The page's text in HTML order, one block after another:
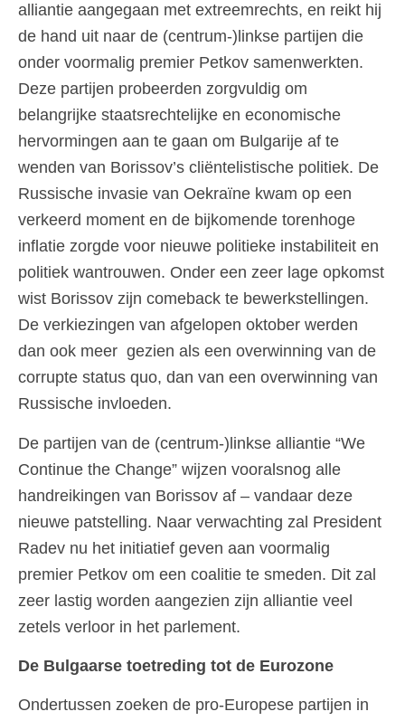
alliantie aangegaan met extreemrechts, en reikt hij
de hand uit naar de (centrum-)linkse partijen die
onder voormalig premier Petkov samenwerkten.
Deze partijen probeerden zorgvuldig om
belangrijke staatsrechtelijke en economische
hervormingen aan te gaan om Bulgarije af te
wenden van Borissov’s cliëntelistische politiek. De
Russische invasie van Oekraïne kwam op een
verkeerd moment en de bijkomende torenhoge
inflatie zorgde voor nieuwe politieke instabiliteit en
politiek wantrouwen. Onder een zeer lage opkomst
wist Borissov zijn comeback te bewerkstellingen.
De verkiezingen van afgelopen oktober werden
dan ook meer gezien als een overwinning van de
corrupte status quo, dan van een overwinning van
Russische invloeden.
De partijen van de (centrum-)linkse alliantie “We
Continue the Change” wijzen vooralsnog alle
handreikingen van Borissov af – vandaar deze
nieuwe patstelling. Naar verwachting zal President
Radev nu het initiatief geven aan voormalig
premier Petkov om een coalitie te smeden. Dit zal
zeer lastig worden aangezien zijn alliantie veel
zetels verloor in het parlement.
De Bulgaarse toetreding tot de Eurozone
Ondertussen zoeken de pro-Europese partijen in